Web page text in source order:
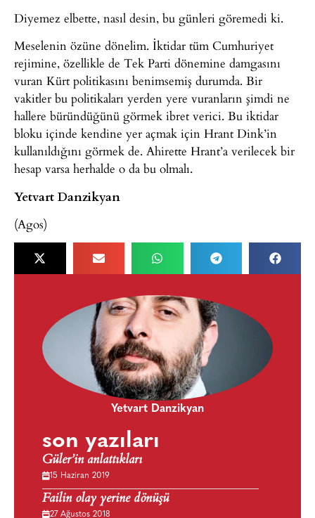
Diyemez elbette, nasıl desin, bu günleri göremedi ki.
Meselenin özüne dönelim. İktidar tüm Cumhuriyet
rejimine, özellikle de Tek Parti dönemine damgasını
vuran Kürt politikasını benimsemiş durumda. Bir
vakitler bu politikaları yerden yere vuranların şimdi ne
hallere büründüğünü görmek ibret verici. Bu iktidar
bloku içinde kendine yer açmak için Hrant Dink’in
kullanıldığını görmek de. Ahirette Hrant’a verilecek bir
hesap varsa herhalde o da bu olmalı.
Yetvart Danzikyan
(Agos)
Yetvart Danzikyan
son yazıları
Güler’in anlattıkları
15 Haziran 2019
Failin olay yerine dönüşü
27 Ağustos 2018